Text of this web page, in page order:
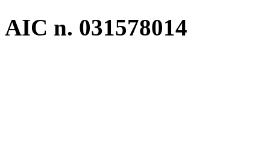
AIC n. 031578014